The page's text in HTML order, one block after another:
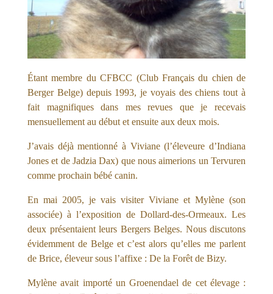
Étant membre du CFBCC (Club Français du chien de
Berger Belge) depuis 1993, je voyais des chiens tout à
fait magnifiques dans mes revues que je recevais
mensuellement au début et ensuite aux deux mois.
J’avais déjà mentionné à Viviane (l’éleveure d’Indiana
Jones et de Jadzia Dax) que nous aimerions un Tervuren
comme prochain bébé canin.
En mai 2005, je vais visiter Viviane et Mylène (son
associée) à l’exposition de Dollard-des-Ormeaux. Les
deux présentaient leurs Bergers Belges. Nous discutons
évidemment de Belge et c’est alors qu’elles me parlent
de Brice, éleveur sous l’affixe : De la Forêt de Bizy.
Mylène avait importé un Groenendael de cet élevage :